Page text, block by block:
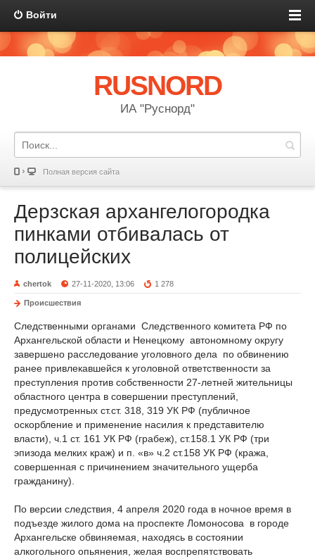
Войти
RUSNORD
ИА "Руснорд"
Полная версия сайта
Дерзская архангелогородка
пинками отбивалась от
полицейских
chertok 27-11-2020, 13:06 1 278
Происшествия
Следственными органами Следственного комитета РФ по
Архангельской области и Ненецкому автономному округу
завершено расследование уголовного дела по обвинению
ранее привлекавшейся к уголовной ответственности за
преступления против собственности 27-летней жительницы
областного центра в совершении преступлений,
предусмотренных ст.ст. 318, 319 УК РФ (публичное
оскорбление и применение насилия к представителю
власти), ч.1 ст. 161 УК РФ (грабеж), ст.158.1 УК РФ (три
эпизода мелких краж) и п. «в» ч.2 ст.158 УК РФ (кража,
совершенная с причинением значительного ущерба
гражданину).
По версии следствия, 4 апреля 2020 года в ночное время в
подъезде жилого дома на проспекте Ломоносова в городе
Архангельске обвиняемая, находясь в состоянии
алкогольного опьянения, желая воспрепятствовать